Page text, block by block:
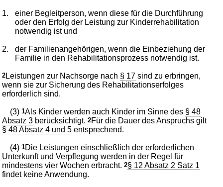
1.
einer Begleitperson, wenn diese für die Durchführung
oder den Erfolg der Leistung zur Kinderrehabilitation
notwendig ist und
2.
der Familienangehörigen, wenn die Einbeziehung der
Familie in den Rehabilitationsprozess notwendig ist.
2 Leistungen zur Nachsorge nach § 17 sind zu erbringen,
wenn sie zur Sicherung des Rehabilitationserfolges
erforderlich sind.
(3)1Als Kinder werden auch Kinder im Sinne des § 48
Absatz 3 berücksichtigt.2Für die Dauer des Anspruchs gilt
§ 48 Absatz 4 und 5 entsprechend.
(4)1Die Leistungen einschließlich der erforderlichen
Unterkunft und Verpflegung werden in der Regel für
mindestens vier Wochen erbracht.2§ 12 Absatz 2 Satz 1
findet keine Anwendung.